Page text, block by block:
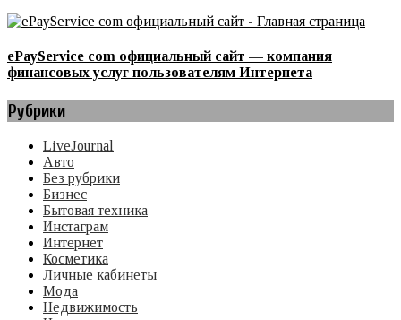
ePayService com официальный сайт — компания
финансовых услуг пользователям Интернета
Рубрики
LiveJournal
Авто
Без рубрики
Бизнес
Бытовая техника
Инстаграм
Интернет
Косметика
Личные кабинеты
Мода
Недвижимость